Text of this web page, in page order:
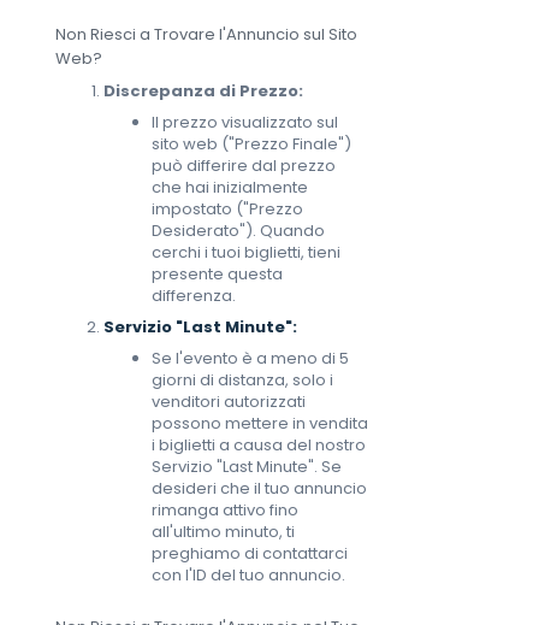
Non Riesci a Trovare l'Annuncio sul Sito
Web?
Discrepanza di Prezzo:
Il prezzo visualizzato sul
sito web ("Prezzo Finale")
può differire dal prezzo
che hai inizialmente
impostato ("Prezzo
Desiderato"). Quando
cerchi i tuoi biglietti, tieni
presente questa
differenza.
Servizio "Last Minute":
Se l'evento è a meno di 5
giorni di distanza, solo i
venditori autorizzati
possono mettere in vendita
i biglietti a causa del nostro
Servizio "Last Minute". Se
desideri che il tuo annuncio
rimanga attivo fino
all'ultimo minuto, ti
preghiamo di contattarci
con l'ID del tuo annuncio.